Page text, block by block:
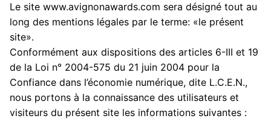
Le site www.avignonawards.com sera désigné tout au
long des mentions légales par le terme: «le présent
site».
Conformément aux dispositions des articles 6-III et 19
de la Loi n° 2004-575 du 21 juin 2004 pour la
Confiance dans l’économie numérique, dite L.C.E.N.,
nous portons à la connaissance des utilisateurs et
visiteurs du présent site les informations suivantes :